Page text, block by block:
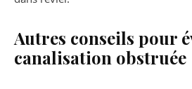
Autres conseils pour
canalisation obstruée